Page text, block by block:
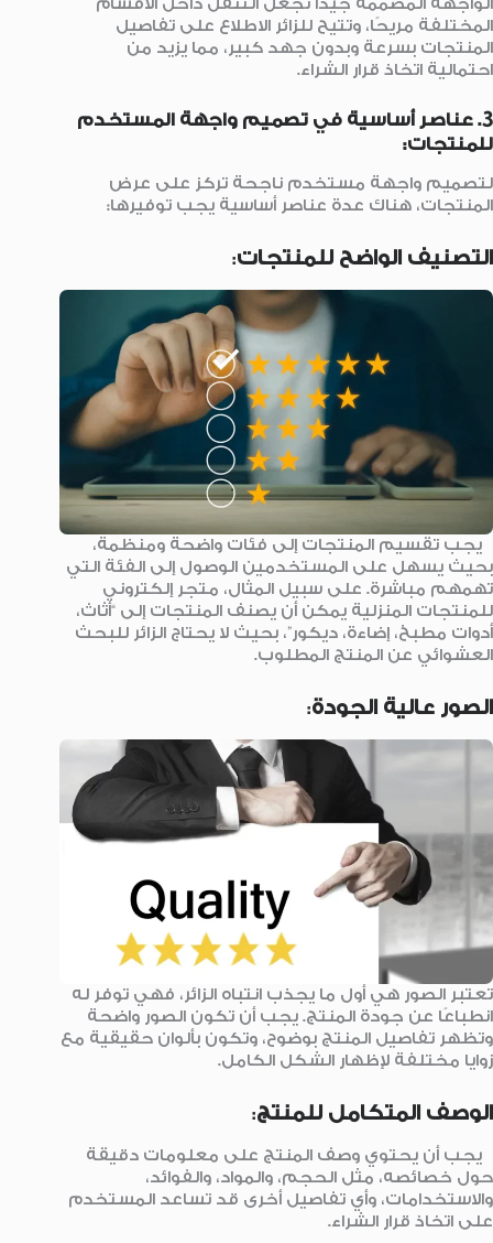
الواجهة المصممة جيدًا تجعل التنقل داخل الأقسام
المختلفة مريحًا، وتتيح للزائر الاطلاع على تفاصيل
المنتجات بسرعة وبدون جهد كبير، مما يزيد من
احتمالية اتخاذ قرار الشراء.
3. عناصر أساسية في تصميم واجهة المستخدم
للمنتجات:
لتصميم واجهة مستخدم ناجحة تركز على عرض
المنتجات، هناك عدة عناصر أساسية يجب توفيرها:
التصنيف الواضح للمنتجات:
يجب تقسيم المنتجات إلى فئات واضحة ومنظمة،
بحيث يسهل على المستخدمين الوصول إلى الفئة التي
تهمهم مباشرة. على سبيل المثال، متجر إلكتروني
للمنتجات المنزلية يمكن أن يصنف المنتجات إلى “أثاث،
أدوات مطبخ، إضاءة، ديكور”، بحيث لا يحتاج الزائر للبحث
العشوائي عن المنتج المطلوب.
الصور عالية الجودة:
تعتبر الصور هي أول ما يجذب انتباه الزائر، فهي توفر له
انطباعًا عن جودة المنتج. يجب أن تكون الصور واضحة
وتظهر تفاصيل المنتج بوضوح، وتكون بألوان حقيقية مع
زوايا مختلفة لإظهار الشكل الكامل.
الوصف المتكامل للمنتج:
يجب أن يحتوي وصف المنتج على معلومات دقيقة
حول خصائصه، مثل الحجم، والمواد، والفوائد،
والاستخدامات، وأي تفاصيل أخرى قد تساعد المستخدم
على اتخاذ قرار الشراء.